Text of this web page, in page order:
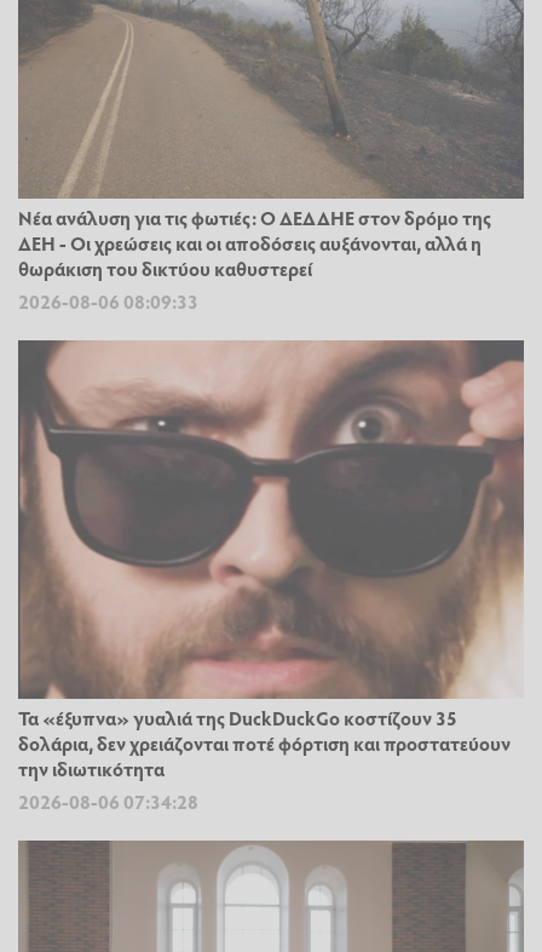
Νέα ανάλυση για τις φωτιές: Ο ΔΕΔΔΗΕ στον δρόμο της
ΔΕΗ - Οι χρεώσεις και οι αποδόσεις αυξάνονται, αλλά η
θωράκιση του δικτύου καθυστερεί
2026-08-06 08:09:33
Τα «έξυπνα» γυαλιά της DuckDuckGo κοστίζουν 35
δολάρια, δεν χρειάζονται ποτέ φόρτιση και προστατεύουν
την ιδιωτικότητα
2026-08-06 07:34:28